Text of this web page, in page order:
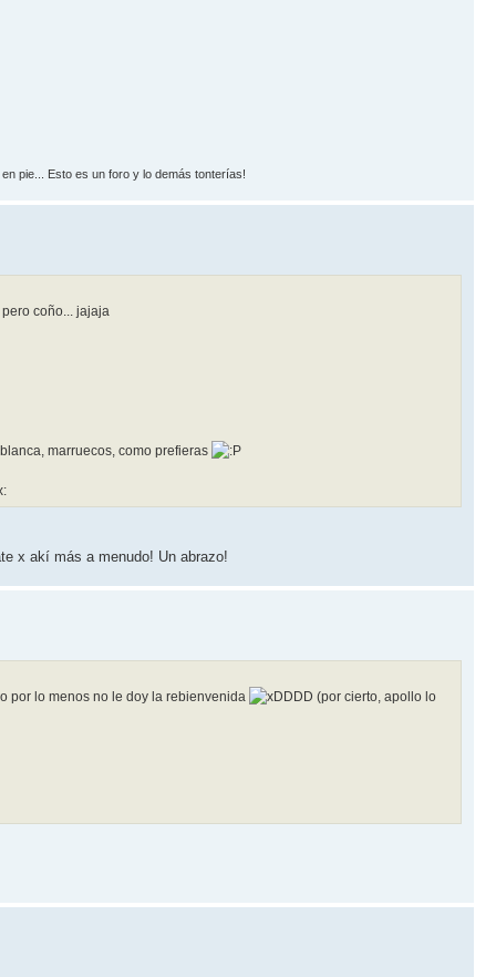
pie... Esto es un foro y lo demás tonterías!
coño... jajaja
marruecos, como prefieras
x akí­ más a menudo! Un abrazo!
por lo menos no le doy la rebienvenida
DDD (por cierto, apollo lo